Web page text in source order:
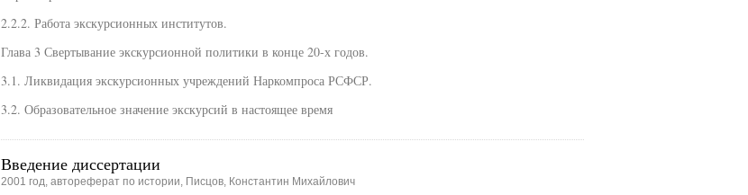
2.2.2. Работа экскурсионных институтов.
Глава 3 Свертывание экскурсионной политики в конце 20-х годов.
3.1. Ликвидация экскурсионных учреждений Наркомпроса РСФСР.
3.2. Образовательное значение экскурсий в настоящее время
Введение диссертации
2001 год, автореферат по истории, Писцов, Константин Михайлович